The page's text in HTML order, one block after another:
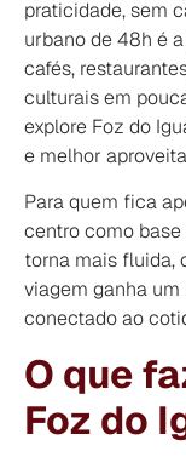
praticidade, sem
urbano de 48h é
cafés,
culturais em
explore Foz do
e melhor
Para quem fica
centro como
torna mais fluida,
viagem ganha
conectado ao
O que
Foz do